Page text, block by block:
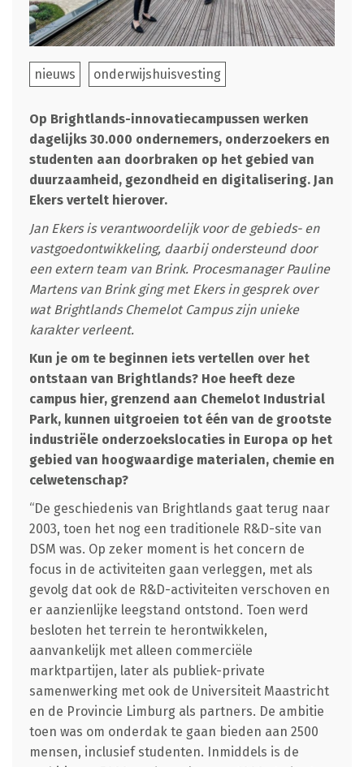
nieuws onderwijshuisvesting
Op Brightlands-innovatiecampussen werken
dagelijks 30.000 ondernemers, onderzoekers en
studenten aan doorbraken op het gebied van
duurzaamheid, gezondheid en digitalisering. Jan
Ekers vertelt hierover.
Jan Ekers is verantwoordelijk voor de gebieds- en
vastgoedontwikkeling, daarbij ondersteund door
een extern team van Brink. Procesmanager Pauline
Martens van Brink ging met Ekers in gesprek over
wat Brightlands Chemelot Campus zijn unieke
karakter verleent.
Kun je om te beginnen iets vertellen over het
ontstaan van Brightlands? Hoe heeft deze
campus hier, grenzend aan Chemelot Industrial
Park, kunnen uitgroeien tot één van de grootste
industriële onderzoekslocaties in Europa op het
gebied van hoogwaardige materialen, chemie en
celwetenschap?
“De geschiedenis van Brightlands gaat terug naar
2003, toen het nog een traditionele R&D-site van
DSM was. Op zeker moment is het concern de
focus in de activiteiten gaan verleggen, met als
gevolg dat ook de R&D-activiteiten verschoven en
er aanzienlijke leegstand ontstond. Toen werd
besloten het terrein te herontwikkelen,
aanvankelijk met alleen commerciële
marktpartijen, later als publiek-private
samenwerking met ook de Universiteit Maastricht
en de Provincie Limburg als partners. De ambitie
toen was om onderdak te gaan bieden aan 2500
mensen, inclusief studenten. Inmiddels is de